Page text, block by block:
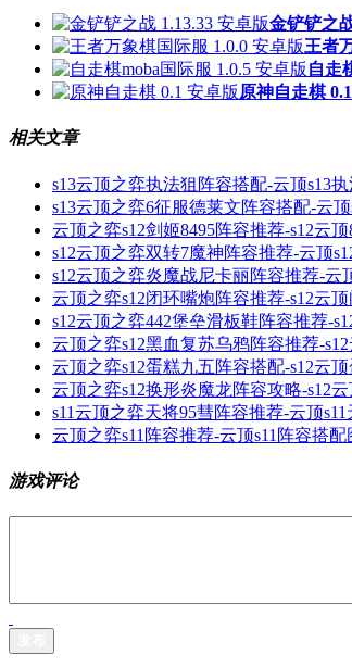
金铲铲之
王者
自走
原神自走棋
相关文章
s13云顶之弈执法狙阵容搭配-云顶s13
s13云顶之弈6征服德莱文阵容搭配-云
云顶之弈s12剑姬8495阵容推荐-s12云
s12云顶之弈双转7魔神阵容推荐-云顶
s12云顶之弈炎魔战尼卡丽阵容推荐-云
云顶之弈s12闭环嘴炮阵容推荐-s12云
s12云顶之弈442堡垒滑板鞋阵容推荐-
云顶之弈s12黑血复苏乌鸦阵容推荐-
云顶之弈s12蛋糕九五阵容搭配-s12云
云顶之弈s12换形炎魔龙阵容攻略-s12
s11云顶之弈天将95彗阵容推荐-云顶
云顶之弈s11阵容推荐-云顶s11阵容搭配
游戏评论